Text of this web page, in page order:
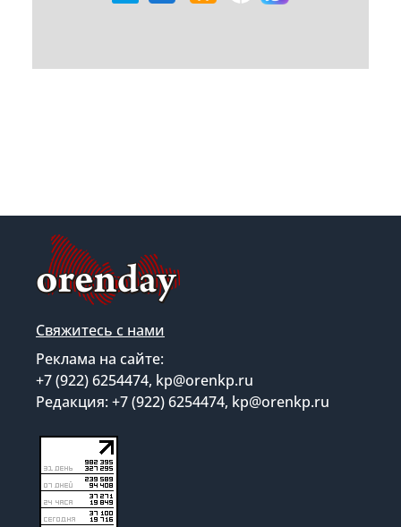
Свяжитесь с нами
Реклама на сайте:
+7 (922) 6254474, kp@orenkp.ru
Редакция: +7 (922) 6254474, kp@orenkp.ru